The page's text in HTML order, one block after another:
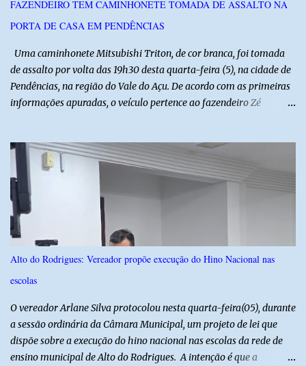
FAZENDEIRO TEM CAMINHONETE TOMADA DE ASSALTO NA
PORTA DE CASA EM PENDÊNCIAS
Uma caminhonete Mitsubishi Triton, de cor branca, foi tomada
de assalto por volta das 19h30 desta quarta-feira (5), na cidade de
Pendências, na região do Vale do Açu. De acordo com as primeiras
informações apuradas, o veículo pertence ao fazendeiro Zé
anunciaram o assalto no momento em que ela estava em frente à
residência, no Centro da cidade. Ainda conforme relatos de
testemunhas, os suspeitos utilizavam roupas semelhantes a
uniformes de empresa, o que pode ter ajudado a não despertar
suspeitas antes da abordagem. Após a ação criminosa, a dupla
fugiu levando a caminhonete em direção ainda desconhecida. A
na região na tentativa de localizar o veículo e identificar os
autores do assalto. Qualquer informação que possa ajudar na
Alto do Rodrigues: Vereador propõe execução do Hino Nacional nas
escolas
O vereador Arlane Silva protocolou nesta quarta-feira(05), durante
a sessão ordinária da Câmara Municipal, um projeto de lei que
dispõe sobre a execução do hino nacional nas escolas da rede de
ensino municipal de Alto do Rodrigues. A intenção é que a